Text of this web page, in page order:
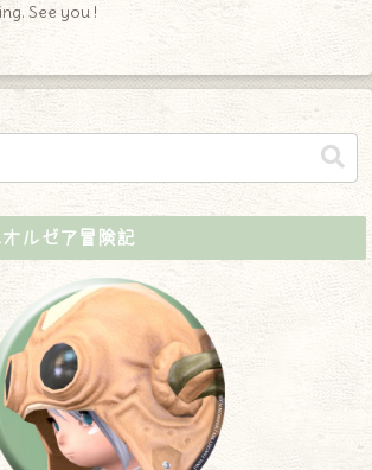
See you !
ルゼア冒険記